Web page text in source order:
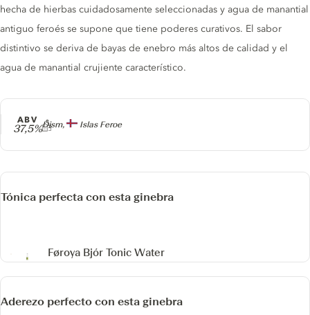
Producer
Dism, Islas Feroe
ABV
37,5%
hecha de hierbas cuidadosamente seleccionadas y agua de manantial
antiguo feroés se supone que tiene poderes curativos. El sabor
distintivo se deriva de bayas de enebro más altos de calidad y el
agua de manantial crujiente característico.
Tónica perfecta con esta ginebra
Føroya Bjór Tonic Water
Aderezo perfecto con esta ginebra